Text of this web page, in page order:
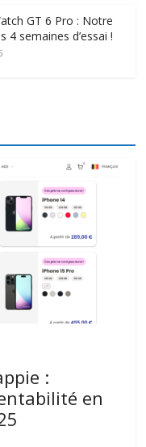
GT 6 Pro : Notre
4 semaines d’essai !
:
en